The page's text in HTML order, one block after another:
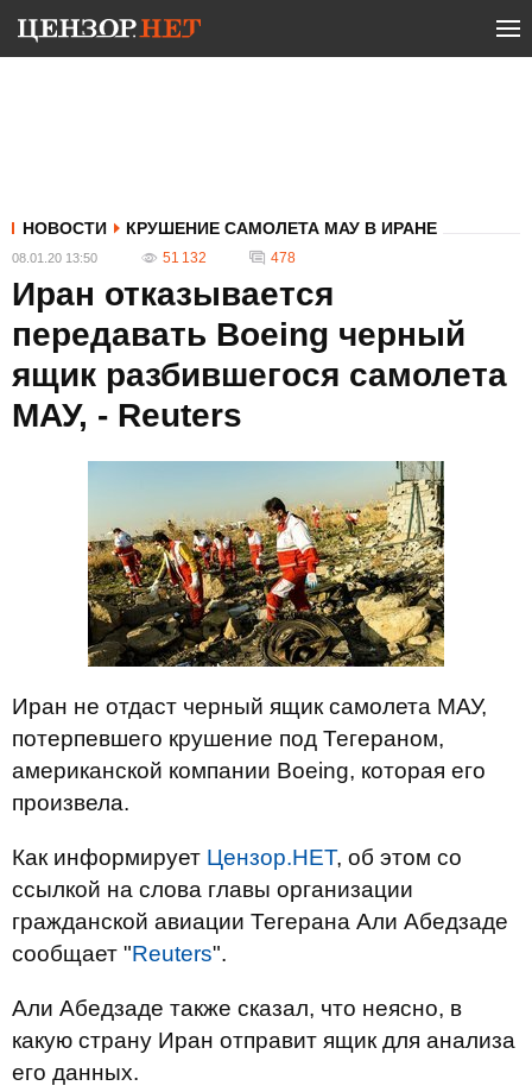
НОВОСТИ КРУШЕНИЕ САМОЛЕТА МАУ В ИРАНЕ
08.01.20 13:50 51 132 478
Иран отказывается
передавать Boeing черный
ящик разбившегося самолета
МАУ, - Reuters
Иран не отдаст черный ящик самолета МАУ,
потерпевшего крушение под Тегераном,
американской компании Boeing, которая его
произвела.
Как информирует Цензор.НЕТ, об этом со
ссылкой на слова главы организации
гражданской авиации Тегерана Али Абедзаде
сообщает "Reuters".
Али Абедзаде также сказал, что неясно, в
какую страну Иран отправит ящик для анализа
его данных.